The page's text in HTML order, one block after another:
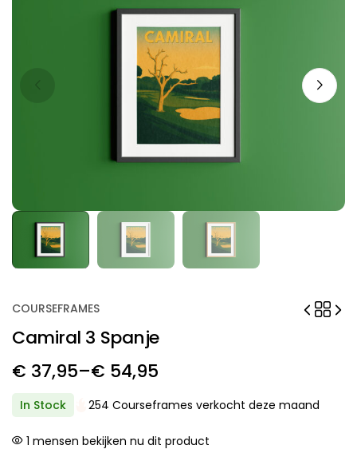
COURSEFRAMES
Camiral 3 Spanje
€ 37,95–€ 54,95
Price
range:
€ 37,95
In Stock 254 Courseframes verkocht deze maand
1 mensen bekijken nu dit product